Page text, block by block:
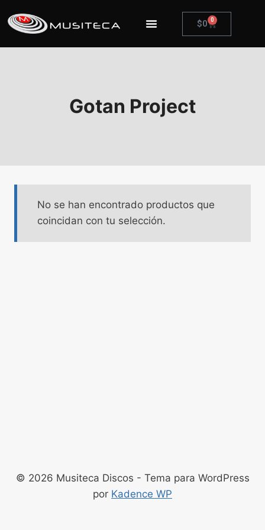
$0 0
Gotan Project
No se han encontrado productos que
coincidan con tu selección.
© 2026 Musiteca Discos - Tema para WordPress
por Kadence WP